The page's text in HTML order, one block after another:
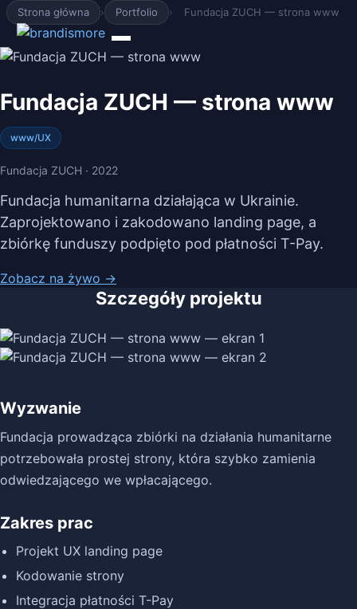
Strona główna › Portfolio › Fundacja ZUCH — strona www
Fundacja ZUCH — strona www
www/UX
Fundacja ZUCH · 2022
Fundacja humanitarna działająca w Ukrainie.
Zaprojektowano i zakodowano landing page, a
zbiórkę funduszy podpięto pod płatności T-Pay.
Zobacz na żywo →
Szczegóły projektu
Wyzwanie
Fundacja prowadząca zbiórki na działania humanitarne
potrzebowała prostej strony, która szybko zamienia
odwiedzającego we wpłacającego.
Zakres prac
Projekt UX landing page
Kodowanie strony
Integracja płatności T-Pay